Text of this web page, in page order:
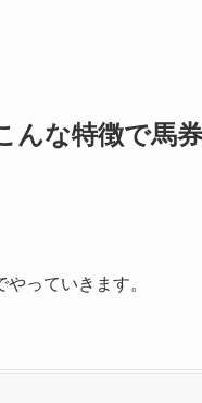
な特徴で馬券
っていきます。